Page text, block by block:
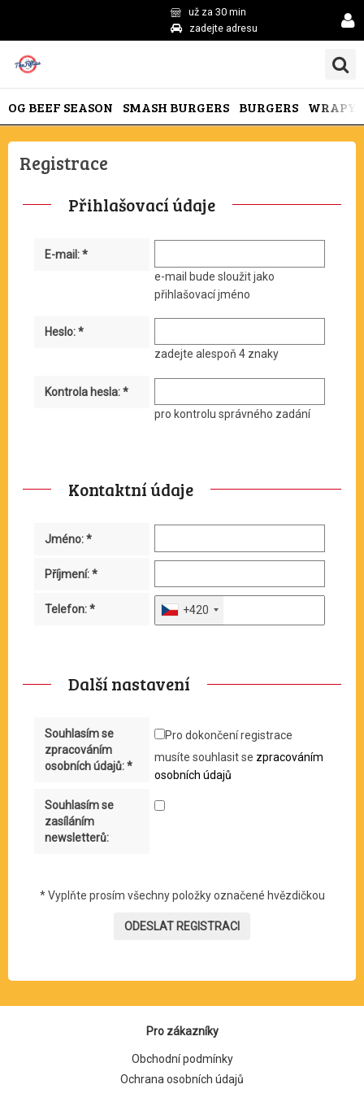
už za 30 min
zadejte adresu
OG BEEF SEASON SMASH BURGERS BURGERS WRAPY
Registrace
Přihlašovací údaje
E-mail: *
e-mail bude sloužit jako
přihlašovací jméno
Heslo: *
zadejte alespoň 4 znaky
Kontrola hesla: *
pro kontrolu správného zadání
Kontaktní údaje
Jméno: *
Příjmení: *
Telefon: * +420
Další nastavení
Souhlasím se
zpracováním
osobních údajů: *
Pro dokončení registrace
musíte souhlasit se zpracováním
osobních údajů
Souhlasím se
zasíláním
newsletterů:
*Vyplňte prosím všechny položky označené hvězdičkou
Pro zákazníky
Obchodní podmínky
Ochrana osobních údajů